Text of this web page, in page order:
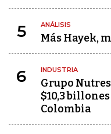
5 ANÁLISIS
Más Hayek,
6 INDUSTRIA
Grupo
$10,3
Colombia